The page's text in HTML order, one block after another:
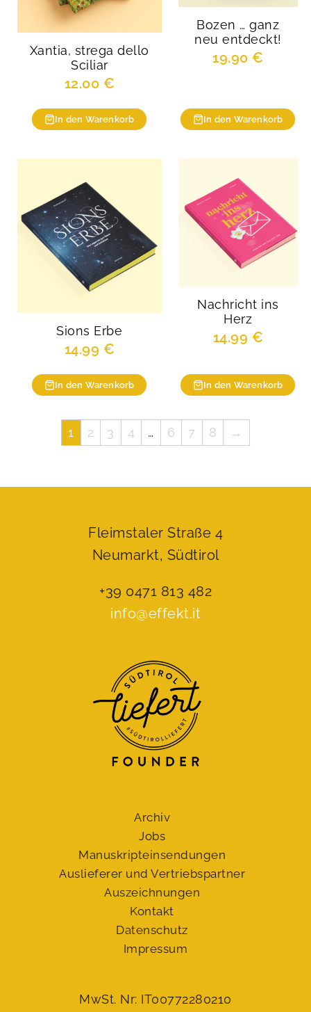
Xantia, strega dello
Sciliar
12.00 €
In den Warenkorb
Bozen … ganz
neu entdeckt!
19.90 €
In den Warenkorb
Sions Erbe
14.99 €
In den Warenkorb
Nachricht ins
Herz
14.99 €
In den Warenkorb
1 2 3 4 … 6 7 8 →
Fleimstaler Straße 4
Neumarkt, Südtirol
+39 0471 813 482
info@effekt.it
Archiv
Jobs
Manuskript­einsendungen
Auslieferer und Vertriebspartner
Auszeichnungen
Kontakt
Datenschutz
Impressum
MwSt. Nr: IT00772280210